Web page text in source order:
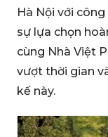
Hà Nội với
sự lựa chọn
cùng Nhà Việt
vượt thời gian
kế này.